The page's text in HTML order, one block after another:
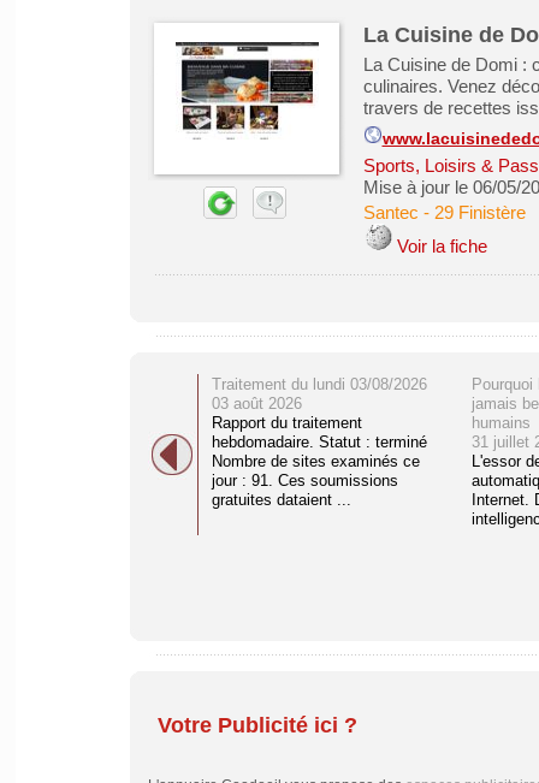
La Cuisine de
La Cuisine de Domi :
culinaires. Venez
travers de recettes
Sports, Loisirs &
Mise à jour le 06/05/
Santec - 29 Finistère
Voir la fiche
Traitement du lundi 03/08/2026
03 août 2026
Rapport du traitement
hebdomadaire. Statut : terminé
Nombre de sites examinés ce
jour : 91. Ces soumissions
gratuites dataient ...
jamais
humains
31 juillet
L'essor
Internet.
Votre Publicité ici ?